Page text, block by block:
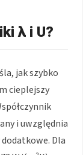
λ i U?
jak szybko
cieplejszy
i uwzględnia
Dla